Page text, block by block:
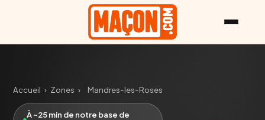
Accueil › Zones › Mandres-les-Roses
À ~25 min de notre base de